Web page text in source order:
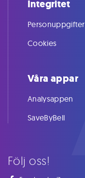
Följ oss!
Integritet
Personuppgifter
Cookies
Våra appar
Analysappen
SaveByBell